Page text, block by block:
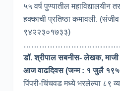
५५ वर्ष पुण्यातील महाविद्यालयीन
हक्काची प्रतिष्ठा कमावली.
९४२२३०१७३३)
डॉ. श्रीपाल सबनीस- लेखक, माजी
आज वाढदिवस (जन्म : १ जुलै
पिंपरी-चिंचवड मध्ये भरलेल्या ८९